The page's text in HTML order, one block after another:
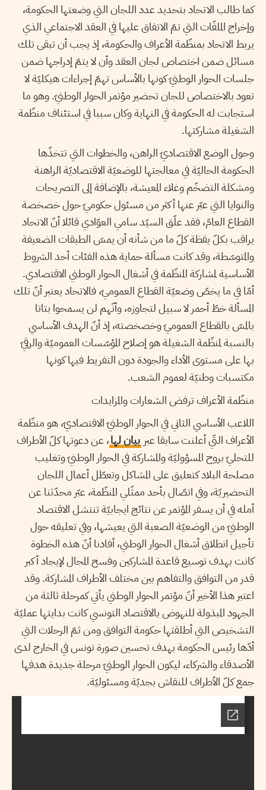
كما طالب الاتحاد بتحديد عدد اللجان التي وضعتها الحكومة،
وإخراج الملفّات التي تمّ الاتفاق عليها في العقد الاجتماعي الذي
يربط الاتحاد بمنظّمة الأعراف والحكومة، إذ يجب أن تبقى تلك
مسائل ضمن اختصاص لجان العقد وأن لا يتمّ إدراجها ضمن
جلسات الحوار الوطنيّ كونها بالأساس تهمّ إجراءات هيكليّة لا
تعود بالاختصاص للجان تحضير مؤتمر الحوار الوطنيّ. وهو ما
استجابت له الحكومة في النهاية وكان سببا في استئناف منظّمة
الشغيلة مشاركتها.
وحول الوضع الاقتصاديّ الراهن، والخطوات التي تتخذّها
الحكومة الحاليّة في معالجتها للوضعيّة الاقتصاديّة الراهنة
ومشكلة التضخّم وغلاء المعيشة، بالإضافة إلى التصريحات
والنوايا التي عبّر عنها أكثر من مسئول حكوميّ حول خصخصة
القطاع العامّ، فقد علّق السيّد سامي العوّادي قائلا أنّ الاتحاد
يراقب بكلّ يقظة كلّ ما من شأنه أن يمسّ الطبقات الضعيفة
والمتوسّطة، وقد كانت مسألة حماية هذه الفئات أحد الشروط
الأساسية لمشاركة المنظّمة في أشغال الحوار الوطني الاقتصادي.
أمّا في ما يخصّ وضعيّة القطاع العموميّ، فالاتحاد يعتبر أنّ تلك
المسألة خطّ أحمر لا سبيل لتجاوزه، وأنّهم لن يسمحوا بتاتا
بالمسّ بالقطاع العموميّ وخصخصته، إذ أنّ الهدف الأساسي
بالنسبة لمنظّمة الشغيلة هو إصلاح المؤسّسات العموميّة والرقيّ
بها على مستوى الأداء والجودة دون التفريط فيها كونها
مكتسبات وطنيّة لعموم الشعب.
منظّمة الأعراف ترفض الشعارات والمزايدات
اللاعب الأساسي الثاني في الحوار الوطنيّ الاقتصاديّ، هو منظّمة
الأعراف التّي أعلنت سابقا عبر بيان لها، عن دعوتها كلّ الأطراف
للتحليّ بروح المسؤوليّة والمشاركة في الحوار الوطنيّ وتغليب
مصلحة البلاد كتعليق على المشاكل وتعطّل أعمال اللجان
التحضيريّة، وفي اتصّال بأحد ممثّلي المنظّمة، عبّر محدّثنا عن
أمله في أن يسفر المؤتمر عن نتائج ايجابيّة تنتشل الاقتصاد
الوطنيّ من الوضعيّة الصعبة التي يعيشها، وفي تعليقه حول
تأجيل انطلاق أشغال الحوار الوطني، أفادنا أنّ هذه الخطوة
كانت بهدف توسيع قاعدة المشاركين وفسح المجال لإيجاد أكبر
قدر من التوافق والتفاهم بين مختلف الأطراف المشاركة. وقد
اعتبر هذا الأخير أنّ مؤتمر الحوار الوطني يأتي كمرحلة ثالثة من
الجهود المبذولة للنهوض بالاقتصاد التونسي كانت بدايتها عمليّة
التشخيص التي أطلقتها حكومة التوافق ومن ثمّ الرحلات التي
أدّها رئيس الحكومة بهدف تحسين صورة تونس في الخارج لدى
الأصدقاء والشركاء، ليكون الحوار الوطنيّ مرحلة جديدة هدفها
جمع كلّ الأطراف للنقاش بجديّة ومسئوليّة.